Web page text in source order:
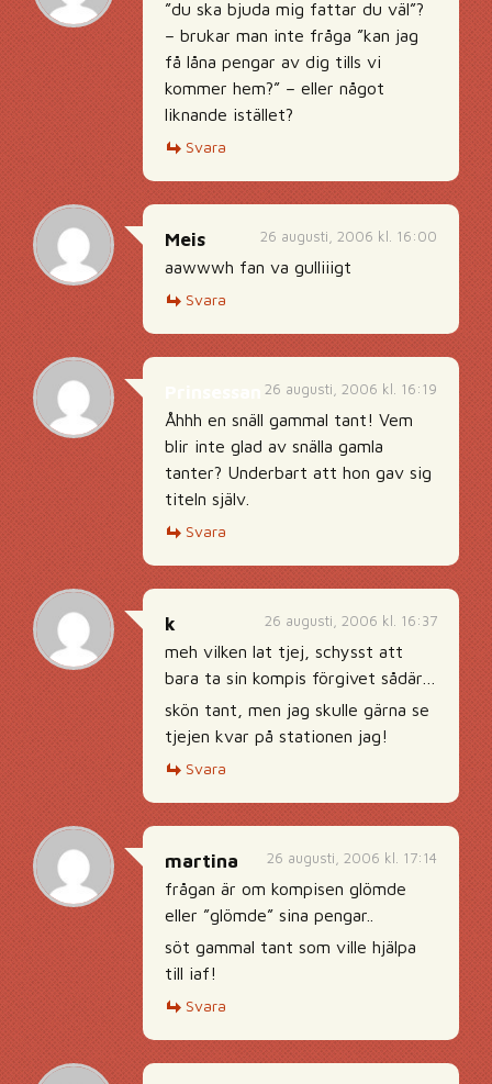
”du ska bjuda mig fattar du väl”?
– brukar man inte fråga ”kan jag
få låna pengar av dig tills vi
kommer hem?” – eller något
liknande istället?
Svara
26 augusti, 2006 kl. 16:00
Meis
aawwwh fan va gulliiigt
Svara
26 augusti, 2006 kl. 16:19
Åhhh en snäll gammal tant! Vem
blir inte glad av snälla gamla
tanter? Underbart att hon gav sig
titeln själv.
Svara
26 augusti, 2006 kl. 16:37
k
meh vilken lat tjej, schysst att
bara ta sin kompis förgivet sådär…
skön tant, men jag skulle gärna se
tjejen kvar på stationen jag!
Svara
26 augusti, 2006 kl. 17:14
martina
frågan är om kompisen glömde
eller ”glömde” sina pengar..
söt gammal tant som ville hjälpa
till iaf!
Svara